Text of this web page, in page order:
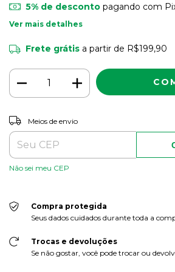
5% de descontopagando com
Ver mais detalhes
Frete grátis a partir de R$199,90
Entregas para o CEP:
Meios de envio
Não sei meu CEP
Compra protegida
Seus dados cuidados durante toda a
Trocas e devoluções
Se não gostar, você pode trocar ou